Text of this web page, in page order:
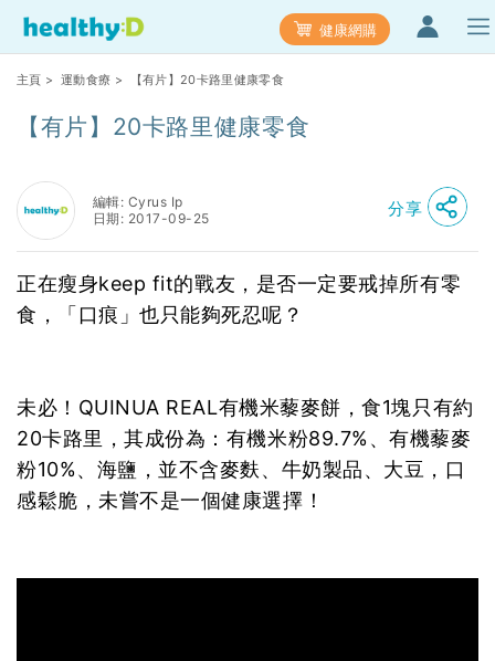
健康網購
主頁 > 運動食療 > 【有片】20卡路里健康零食
【有片】20卡路里健康零食
編輯: Cyrus Ip
日期: 2017-09-25
分享
正在瘦身keep fit的戰友，是否一定要戒掉所有零
食，「口痕」也只能夠死忍呢？
未必！QUINUA REAL有機米藜麥餅，食1塊只有約
20卡路里，其成份為：有機米粉89.7%、有機藜麥
粉10%、海鹽，並不含麥麩、牛奶製品、大豆，口
感鬆脆，未嘗不是一個健康選擇！